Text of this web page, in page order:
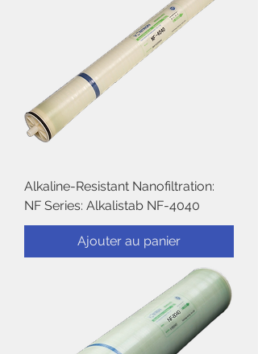
Alkaline-Resistant Nanofiltration:
NF Series: Alkalistab NF-4040
Ajouter au panier